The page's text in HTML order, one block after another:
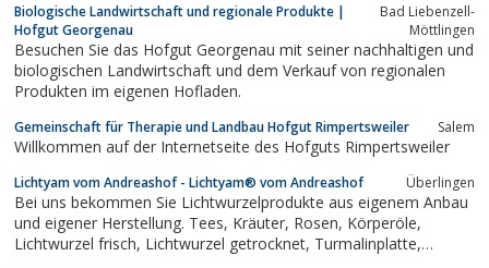
Biologische Landwirtschaft und regionale Produkte |
Hofgut Georgenau
Bad Liebenzell-
Möttlingen
Besuchen Sie das Hofgut Georgenau mit seiner nachhaltigen und
biologischen Landwirtschaft und dem Verkauf von regionalen
Produkten im eigenen Hofladen.
Gemeinschaft für Therapie und Landbau Hofgut Rimpertsweiler Salem
Willkommen auf der Internetseite des Hofguts Rimpertsweiler
Lichtyam vom Andreashof - Lichtyam® vom Andreashof Überlingen
Bei uns bekommen Sie Lichtwurzelprodukte aus eigenem Anbau
und eigener Herstellung. Tees, Kräuter, Rosen, Körperöle,
Lichtwurzel frisch, Lichtwurzel getrocknet, Turmalinplatte,